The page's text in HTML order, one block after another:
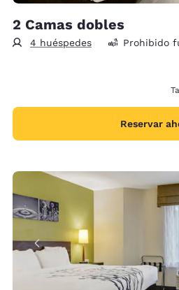
2 Camas dobles
4 huéspedes Prohibido
Reservar